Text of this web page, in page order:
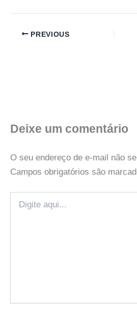
PREVIOUS
Deixe um comentário
O seu endereço de e-mail não
Campos obrigatórios são
aqui...